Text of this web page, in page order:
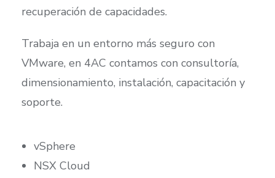
recuperación de capacidades.
Trabaja en un entorno más seguro con
VMware, en 4AC contamos con consultoría,
dimensionamiento, instalación, capacitación y
soporte.
vSphere
NSX Cloud